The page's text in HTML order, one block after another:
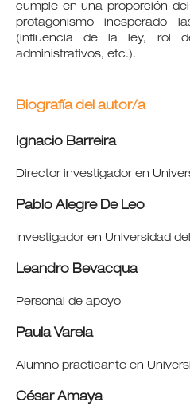
cumple en una proporción
protagonismo inesperado
(influencia de la ley, rol
administrativos, etc.).
Biografía del autor/a
Ignacio Barreira
Director investigador en
Pablo Alegre De Leo
Investigador en Universidad
Leandro Bevacqua
Personal de apoyo
Paula Varela
Alumno practicante en
César Amaya